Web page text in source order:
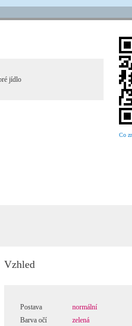
jídlo
Co
Vzhled
Postava
normální
Barva očí
zelená